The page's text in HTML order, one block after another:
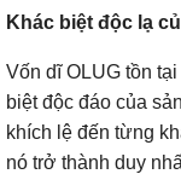
Khác biệt độc lạ
Vốn dĩ OLUG tồn
biệt độc đáo của
khích lệ đến từng
nó trở thành duy